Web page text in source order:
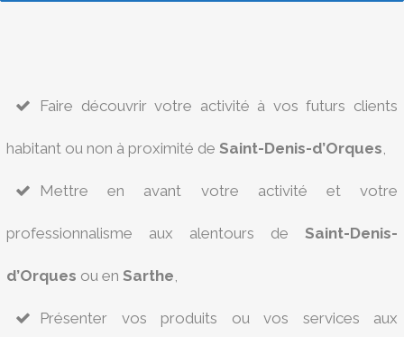
Faire découvrir votre activité à vos futurs clients
habitant ou non à proximité de Saint-Denis-d’Orques,
Mettre en avant votre activité et votre
professionnalisme aux alentours de Saint-Denis-
d’Orques ou en Sarthe,
Présenter vos produits ou vos services aux